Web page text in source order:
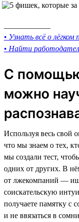
• Узнать всё о лёгком
• Найти
С
можно
Используя весь свой
что мы знаем о тех,
мы создали тест,
одних от других. В
от лжекомпаний —
соискательскую
получаете памятку с
и не ввязаться в